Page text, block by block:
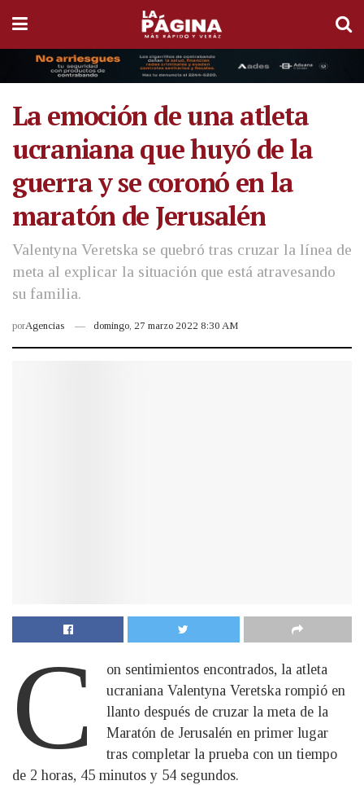
La emoción de una atleta
ucraniana que huyó de la
guerra y se coronó en la
maratón de Jerusalén
Valentyna Veretska se quebró tras cruzar la línea de
meta al explicar la situación que está atravesando
su familia.
porAgencias domingo, 27 marzo 2022 8:30 AM
C
on sentimientos encontrados, la atleta
ucraniana Valentyna Veretska rompió en
llanto después de cruzar la meta de la
Maratón de Jerusalén en primer lugar
tras completar la prueba con un tiempo
de 2 horas, 45 minutos y 54 segundos.